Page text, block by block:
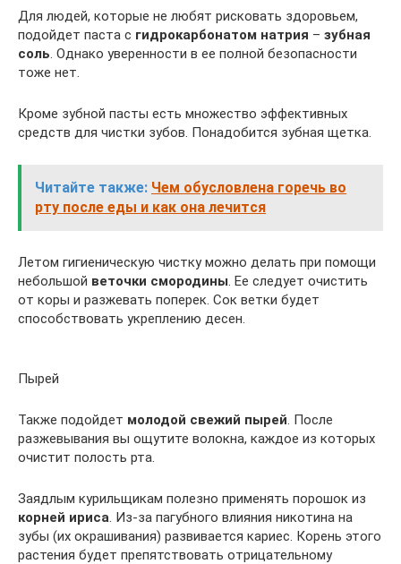
Для людей, которые не любят рисковать здоровьем,
подойдет паста с гидрокарбонатом натрия – зубная
соль . Однако уверенности в ее полной безопасности
тоже нет.
Кроме зубной пасты есть множество эффективных
средств для чистки зубов. Понадобится зубная щетка.
Читайте также: Чем обусловлена горечь во
рту после еды и как она лечится
Летом гигиеническую чистку можно делать при помощи
небольшой веточки смородины . Ее следует очистить
от коры и разжевать поперек. Сок ветки будет
способствовать укреплению десен.
Пырей
Также подойдет молодой свежий пырей . После
разжевывания вы ощутите волокна, каждое из которых
очистит полость рта.
Заядлым курильщикам полезно применять порошок из
корней ириса . Из-за пагубного влияния никотина на
зубы (их окрашивания) развивается кариес. Корень этого
растения будет препятствовать отрицательному